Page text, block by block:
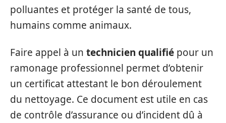
polluantes et protéger la santé de tous,
humains comme animaux.
Faire appel à un technicien qualifié pour un
ramonage professionnel permet d’obtenir
un certificat attestant le bon déroulement
du nettoyage. Ce document est utile en cas
de contrôle d’assurance ou d’incident dû à